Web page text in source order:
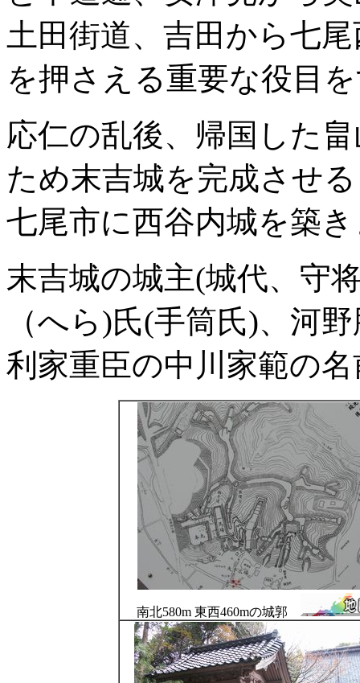
土田街道、吉田から七
を押さえる重要な役目
応仁の乱後、帰国した
ため末吉城を完成させ
七尾市に西谷内城を築
末吉城の城主(城代、守
（へら)氏(手筒氏)、河
利家重臣の中川家範の
南北580m 東西460mの城郭